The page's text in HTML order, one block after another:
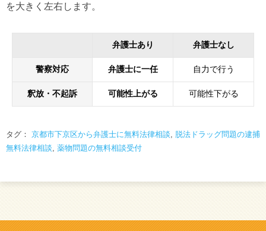
を大きく左右します。
弁護士あり 弁護士なし
警察対応 弁護士に一任 自力で行う
釈放・不起訴 可能性上がる 可能性下がる
タグ： 京都市下京区から弁護士に無料法律相談, 脱法ドラッグ問題の逮捕
無料法律相談, 薬物問題の無料相談受付